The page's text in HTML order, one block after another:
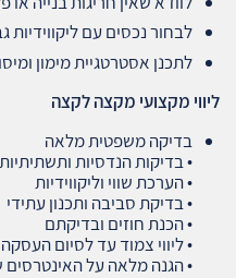
לבחור נכסים עם ליקווידיות
לתכנן אסטרטגיית מימון
ליווי מקצועי מקצה לקצה
בדיקה משפטית מלאה
• בדיקות הנדסיות ותשתיתיות
• הערכת שווי וליקווידיות
• בדיקת סביבה ותכנון עתידי
• הכנת חוזים ובדיקתם
• ליווי צמוד עד לסיום העסקה
• הגנה מלאה על